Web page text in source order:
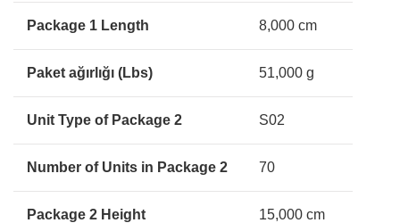
Package 1 Length 8,000 cm
Paket ağırlığı (Lbs) 51,000 g
Unit Type of Package 2 S02
Number of Units in Package 2 70
Package 2 Height 15,000 cm